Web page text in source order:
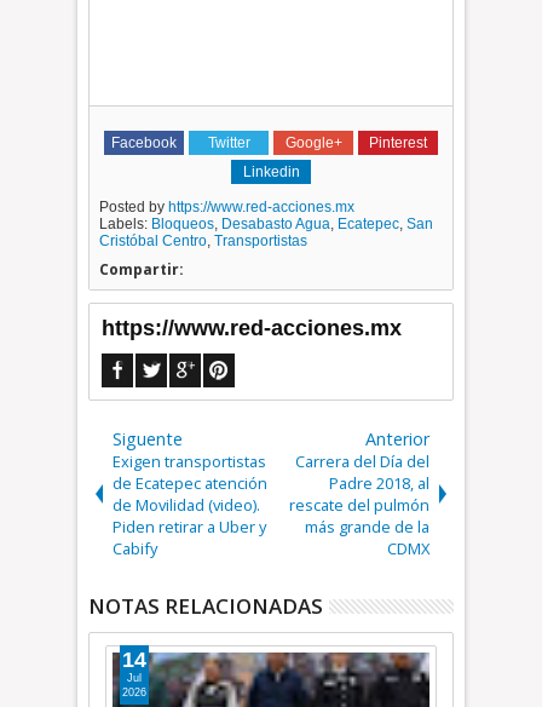
Facebook Twitter Google+
Pinterest
Linkedin
Posted by https://www.red-acciones.mx
Labels: Bloqueos, Desabasto Agua, Ecatepec,San
Cristóbal Centro,Transportistas
Compartir:
https://www.red-acciones.mx
Siguente
Exigen transportistas
de Ecatepec atención
de Movilidad (video).
Piden retirar a Uber y
Cabify
Anterior
Carrera del Día del
Padre 2018, al
rescate del pulmón
más grande de la
CDMX
NOTAS RELACIONADAS
14
Jul
2026